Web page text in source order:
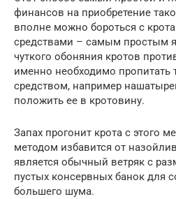
финансов на приобретение
вполне можно бороться с
средствами – самым простым
чуткого обоняния кротов
именно необходимо пропитать
средством, например
положить ее в кротовину.
Запах прогонит крота с этого
методом избавится от
является обычный ветряк с
пустых консервных банок для
большего шума.